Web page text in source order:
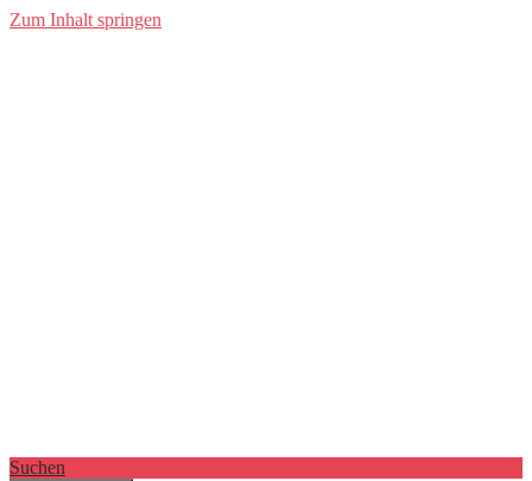
Zum Inhalt springen
Suchen